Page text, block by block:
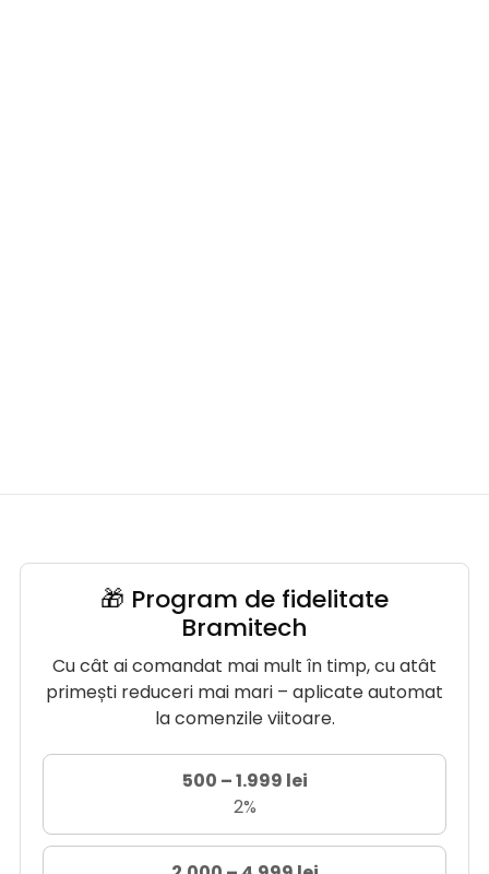
🎁 Program de fidelitate
Bramitech
Cu cât ai comandat mai mult în timp, cu atât
primești reduceri mai mari – aplicate automat
la comenzile viitoare.
500 – 1.999 lei
2%